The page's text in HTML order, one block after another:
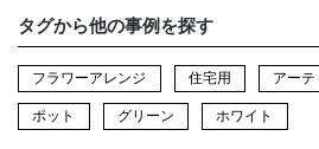
タグから他の事例を探す
フラワーアレンジ 住宅用 アー
ポット グリーン ホワイト